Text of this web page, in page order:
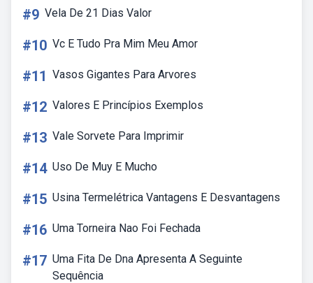
#9 Vela De 21 Dias Valor
#10 Vc E Tudo Pra Mim Meu Amor
#11 Vasos Gigantes Para Arvores
#12 Valores E Princípios Exemplos
#13 Vale Sorvete Para Imprimir
#14 Uso De Muy E Mucho
#15 Usina Termelétrica Vantagens E Desvantagens
#16 Uma Torneira Nao Foi Fechada
#17 Uma Fita De Dna Apresenta A Seguinte
Sequência